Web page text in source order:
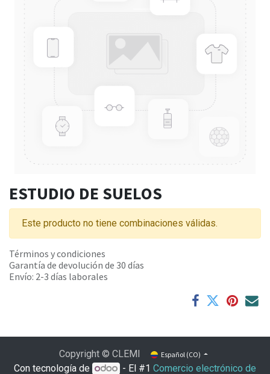
ESTUDIO DE SUELOS
Este producto no tiene combinaciones válidas.
Términos y condiciones
Garantía de devolución de 30 días
Envío: 2-3 días laborales
Copyright © CLEMI Español (CO)
Con tecnología de - El #1Comercio electrónico de